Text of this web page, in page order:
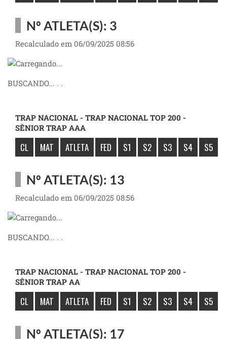
Nº ATLETA(S): 3
Recalculado em 06/09/2025 08:56
BUSCANDO... . .
TRAP NACIONAL - TRAP NACIONAL TOP 200 -
SÊNIOR TRAP AAA
CL MAT ATLETA FED S1 S2 S3 S4 S5
Nº ATLETA(S): 13
Recalculado em 06/09/2025 08:56
BUSCANDO... . .
TRAP NACIONAL - TRAP NACIONAL TOP 200 -
SÊNIOR TRAP AA
CL MAT ATLETA FED S1 S2 S3 S4 S5
Nº ATLETA(S): 17